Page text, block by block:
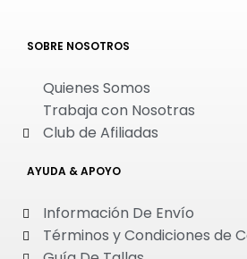
SOBRE NOSOTROS
Quienes Somos
Trabaja con Nosotras
Club de Afiliadas
AYUDA & APOYO
Información De Envío
Términos y Condiciones de